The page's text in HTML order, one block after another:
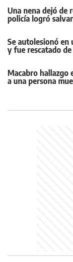
Una nena dejó de
policía logró
Se autolesionó en
y fue rescatado
Macabro hallazgo
a una persona